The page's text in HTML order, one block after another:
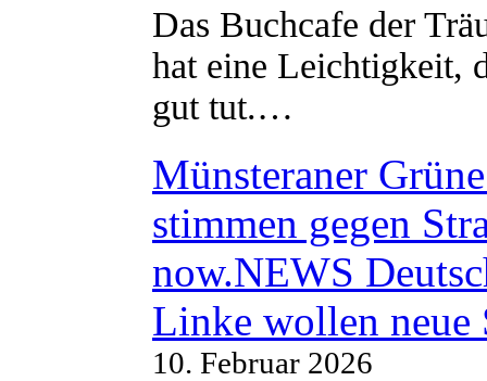
Das Buchcafe der
hat eine Leichtigkeit,
gut tut.…
Münsteraner
stimmen gegen
now.NEWS
Linke wollen neue
10. Februar 2026